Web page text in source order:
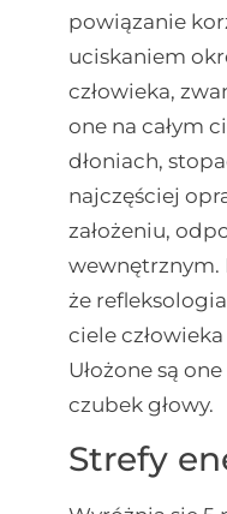
powiązanie
uciskaniem
człowieka,
one na całym
dłoniach,
najczęściej
założeniu,
wewnętrznym.
że
ciele
Ułożone są
czubek głowy.
Strefy